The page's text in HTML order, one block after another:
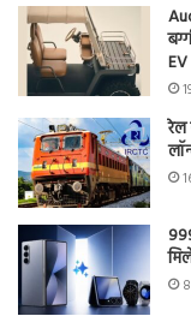
EV
रेल